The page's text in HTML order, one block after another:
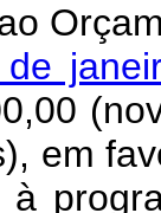
em